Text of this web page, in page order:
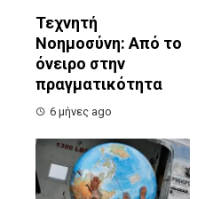
Τεχνητή
Νοημοσύνη: Από το
όνειρο στην
πραγματικότητα
6 μήνες ago